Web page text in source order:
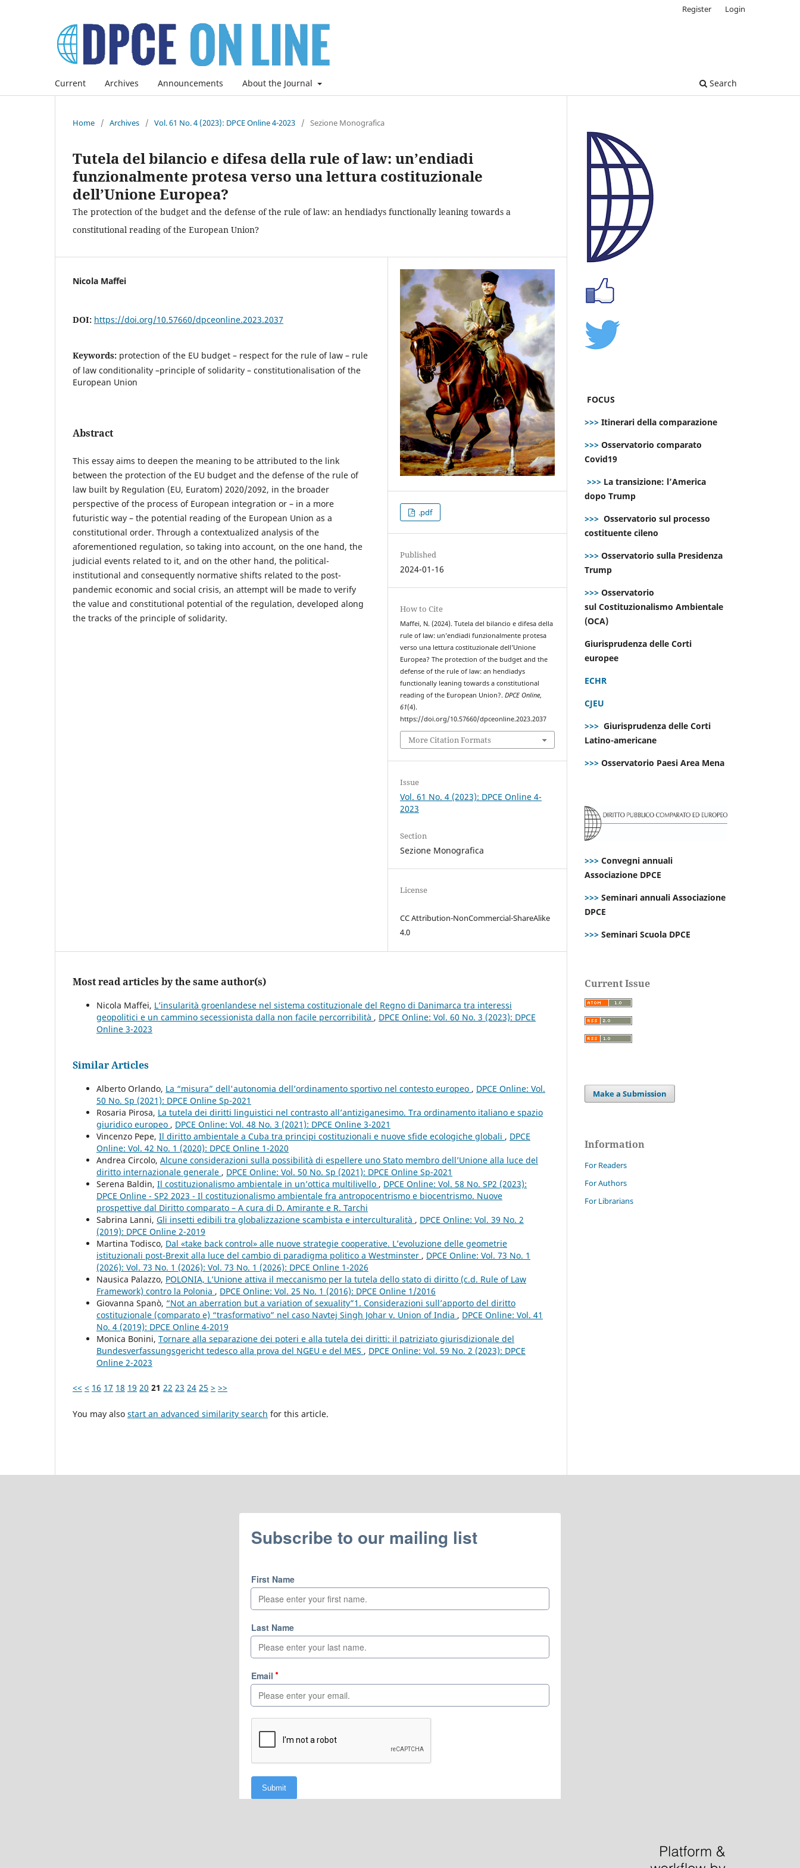
Current Archives Announcements About the Journal Search
Register Login
Home / Archives / Vol. 61 No. 4 (2023): DPCE Online 4-2023 / Sezione Monografica
Tutela del bilancio e difesa della rule of law: un’endiadi
funzionalmente protesa verso una lettura costituzionale
dell’Unione Europea?
The protection of the budget and the defense of the rule of law: an hendiadys functionally leaning towards a
constitutional reading of the European Union?
Nicola Maffei
DOI: https://doi.org/10.57660/dpceonline.2023.2037
Keywords: protection of the EU budget – respect for the rule of law – rule
of law conditionality –principle of solidarity – constitutionalisation of the
European Union
Abstract
This essay aims to deepen the meaning to be attributed to the link
between the protection of the EU budget and the defense of the rule of
law built by Regulation (EU, Euratom) 2020/2092, in the broader
perspective of the process of European integration or – in a more
futuristic way – the potential reading of the European Union as a
constitutional order. Through a contextualized analysis of the
aforementioned regulation, so taking into account, on the one hand, the
judicial events related to it, and on the other hand, the political-
institutional and consequently normative shifts related to the post-
pandemic economic and social crisis, an attempt will be made to verify
the value and constitutional potential of the regulation, developed along
the tracks of the principle of solidarity.
.pdf
Published
2024-01-16
How to Cite
Maffei, N. (2024). Tutela del bilancio e difesa della
rule of law: un’endiadi funzionalmente protesa
verso una lettura costituzionale dell’Unione
Europea? The protection of the budget and the
defense of the rule of law: an hendiadys
functionally leaning towards a constitutional
reading of the European Union?.DPCE Online,
61(4).
https://doi.org/10.57660/dpceonline.2023.2037
More Citation Formats
Issue
Vol. 61 No. 4 (2023): DPCE Online 4-
2023
Section
Sezione Monografica
License
CC Attribution-NonCommercial-ShareAlike
4.0
Most read articles by the same author(s)
Nicola Maffei, L’insularità groenlandese nel sistema costituzionale del Regno di Danimarca tra interessi
geopolitici e un cammino secessionista dalla non facile percorribilità , DPCE Online: Vol. 60 No. 3 (2023): DPCE
Online 3-2023
Similar Articles
Alberto Orlando, La “misura” dell'autonomia dell’ordinamento sportivo nel contesto europeo , DPCE Online: Vol.
50 No. Sp (2021): DPCE Online Sp-2021
Rosaria Pirosa, La tutela dei diritti linguistici nel contrasto all’antiziganesimo. Tra ordinamento italiano e spazio
giuridico europeo , DPCE Online: Vol. 48 No. 3 (2021): DPCE Online 3-2021
Vincenzo Pepe, Il diritto ambientale a Cuba tra principi costituzionali e nuove sfide ecologiche globali , DPCE
Online: Vol. 42 No. 1 (2020): DPCE Online 1-2020
Andrea Circolo, Alcune considerazioni sulla possibilità di espellere uno Stato membro dell’Unione alla luce del
diritto internazionale generale , DPCE Online: Vol. 50 No. Sp (2021): DPCE Online Sp-2021
Serena Baldin, Il costituzionalismo ambientale in un’ottica multilivello , DPCE Online: Vol. 58 No. SP2 (2023):
DPCE Online - SP2 2023 - Il costituzionalismo ambientale fra antropocentrismo e biocentrismo. Nuove
prospettive dal Diritto comparato – A cura di D. Amirante e R. Tarchi
Sabrina Lanni, Gli insetti edibili tra globalizzazione scambista e interculturalità , DPCE Online: Vol. 39 No. 2
(2019): DPCE Online 2-2019
Martina Todisco, Dal «take back control» alle nuove strategie cooperative. L’evoluzione delle geometrie
istituzionali post-Brexit alla luce del cambio di paradigma politico a Westminster , DPCE Online: Vol. 73 No. 1
(2026): Vol. 73 No. 1 (2026): Vol. 73 No. 1 (2026): DPCE Online 1-2026
Nausica Palazzo, POLONIA, L’Unione attiva il meccanismo per la tutela dello stato di diritto (c.d. Rule of Law
Framework) contro la Polonia , DPCE Online: Vol. 25 No. 1 (2016): DPCE Online 1/2016
Giovanna Spanò, “Not an aberration but a variation of sexuality”1. Considerazioni sull’apporto del diritto
costituzionale (comparato e) “trasformativo” nel caso Navtej Singh Johar v. Union of India , DPCE Online: Vol. 41
No. 4 (2019): DPCE Online 4-2019
Monica Bonini, Tornare alla separazione dei poteri e alla tutela dei diritti: il patriziato giurisdizionale del
Bundesverfassungsgericht tedesco alla prova del NGEU e del MES , DPCE Online: Vol. 59 No. 2 (2023): DPCE
Online 2-2023
<< < 16 17 18 19 20 21 22 23 24 25 > >>
You may also start an advanced similarity search for this article.
FOCUS
>>> Itinerari della comparazione
>>> Osservatorio comparato
Covid19
>>> La transizione: l’America
dopo Trump
>>> Osservatorio sul processo
costituente cileno
>>> Osservatorio sulla Presidenza
Trump
>>> Osservatorio
sul Costituzionalismo Ambientale
(OCA)
Giurisprudenza delle Corti
europee
ECHR
CJEU
>>> Giurisprudenza delle Corti
Latino-americane
>>> Osservatorio Paesi Area Mena
>>> Convegni annuali
Associazione DPCE
>>> Seminari annuali Associazione
DPCE
>>> Seminari Scuola DPCE
Current Issue
Make a Submission
Information
For Readers
For Authors
For Librarians